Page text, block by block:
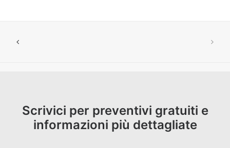
Scrivici per preventivi gratuiti e
informazioni più dettagliate